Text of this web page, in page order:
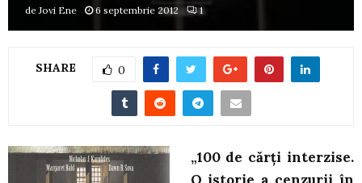
de Jovi Ene 6 septembrie 2012 1
SHARE 0
„100 de cărţi interzise.